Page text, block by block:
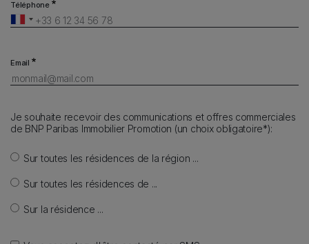
Téléphone
Email
Je souhaite recevoir des communications et offres commerciales
de BNP Paribas Immobilier Promotion (un choix obligatoire*):
Sur toutes les résidences de la région ...
Sur toutes les résidences de ...
Sur la résidence ...